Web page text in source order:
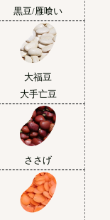
黒豆/雁喰い
大福豆
大手亡豆
ささげ